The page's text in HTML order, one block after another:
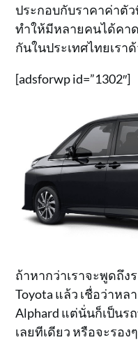
ประกอบกับราคาค่าตั
ทำให้มีหลายคนได้คา
กันในประเทศไทยเร
[adsforwp id=”1302″]
ถ้าหากว่าเราจะพูดถึง
Toyota แล้ว เชื่อว่าห
Alphard แต่นั่นก็เป็นร
เลยทีเดียว หรือจะรอ